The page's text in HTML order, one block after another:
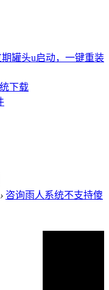
罐头u启动，一键重装
下载
› 咨询雨人系统不支持傻